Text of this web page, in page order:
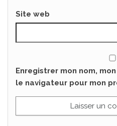
Site web
Enregistrer mon nom,
le navigateur pour mon